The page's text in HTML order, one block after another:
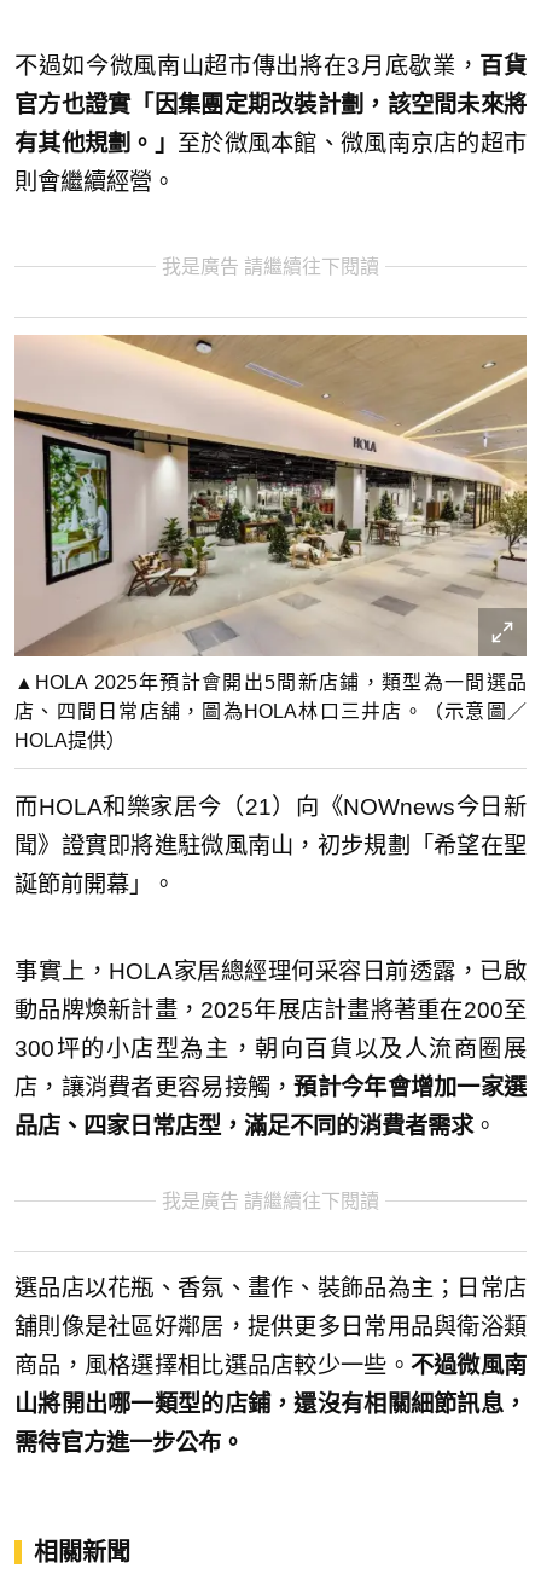
不過如今微風南山超市傳出將在3月底歇業， 百貨
官方也證實「因集團定期改裝計劃，該空間未來將
有其他規劃。」 至於微風本館、微風南京店的超市
則會繼續經營。
我是廣告 請繼續往下閱讀
▲HOLA 2025年預計會開出5間新店鋪，類型為一間選品
店、四間日常店舖，圖為HOLA林口三井店。（示意圖／
HOLA提供）
而HOLA和樂家居今（21）向《NOWnews今日新
聞》證實即將進駐微風南山，初步規劃「希望在聖
誕節前開幕」。
事實上，HOLA家居總經理何采容日前透露，已啟
動品牌煥新計畫，2025年展店計畫將著重在200至
300坪的小店型為主，朝向百貨以及人流商圈展
店，讓消費者更容易接觸，預計今年會增加一家選
品店、四家日常店型，滿足不同的消費者需求。
我是廣告 請繼續往下閱讀
選品店以花瓶、香氛、畫作、裝飾品為主；日常店
舖則像是社區好鄰居，提供更多日常用品與衛浴類
商品，風格選擇相比選品店較少一些。 不過微風南
山將開出哪一類型的店鋪，還沒有相關細節訊息，
需待官方進一步公布。
相關新聞